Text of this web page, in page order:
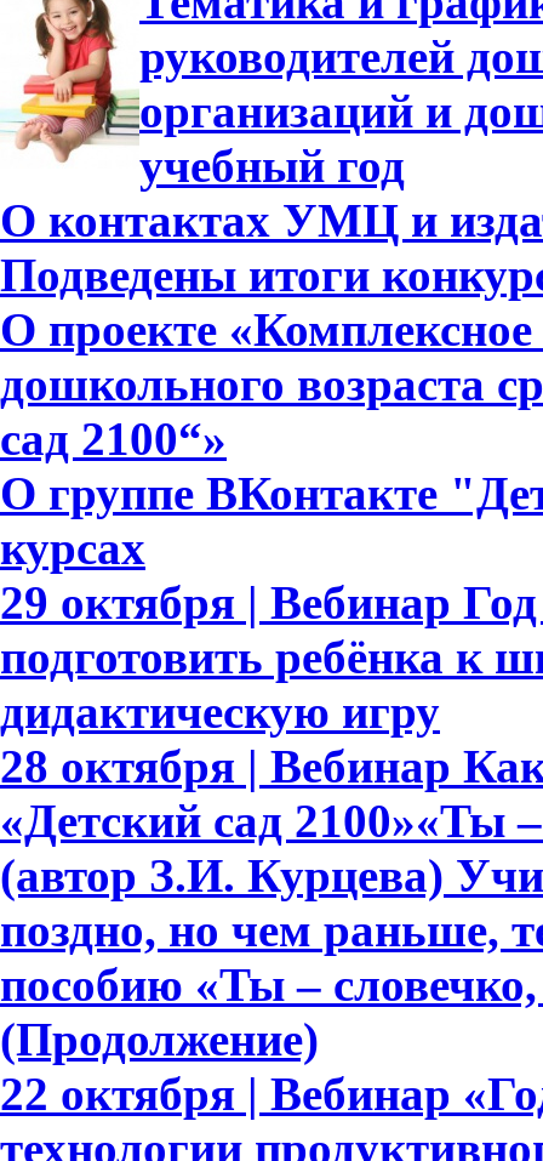
руководителей
организаций и
учебный год
О контактах УМЦ и
Подведены итоги
О проекте «Комплексное
дошкольного возраста
сад 2100“»
О группе ВКонтакте
курсах
29 октября | Вебинар
подготовить ребёнка к
дидактическую игру
28 октября | Вебинар
«Детский сад 2100»«Ты
(автор З.И. Курцева)
поздно, но чем раньше,
пособию «Ты –
(Продолжение)
22 октября | Вебинар
технологии